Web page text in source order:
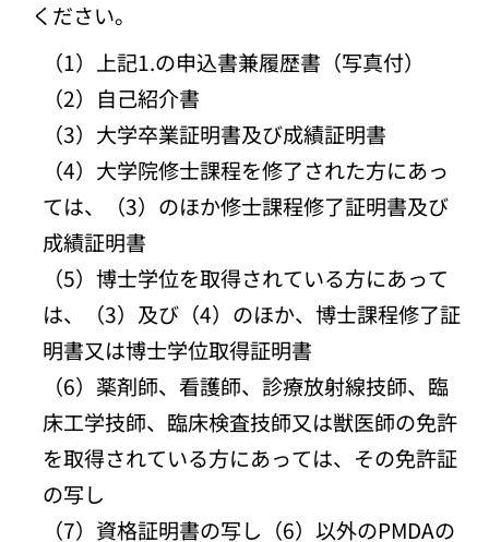
ください。
（1）上記1.の申込書兼履歴書（写真付）
（2）自己紹介書
（3）大学卒業証明書及び成績証明書
（4）大学院修士課程を修了された方にあっ
ては、（3）のほか修士課程修了証明書及び
成績証明書
（5）博士学位を取得されている方にあって
は、（3）及び（4）のほか、博士課程修了証
明書又は博士学位取得証明書
（6）薬剤師、看護師、診療放射線技師、臨
床工学技師、臨床検査技師又は獣医師の免許
を取得されている方にあっては、その免許証
の写し
（7）資格証明書の写し（6）以外のPMDAの